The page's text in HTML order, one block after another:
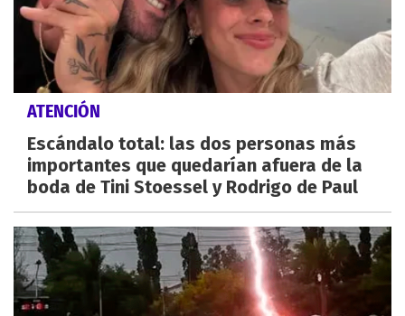
ATENCIÓN
Escándalo total: las dos personas más
importantes que quedarían afuera de la
boda de Tini Stoessel y Rodrigo de Paul